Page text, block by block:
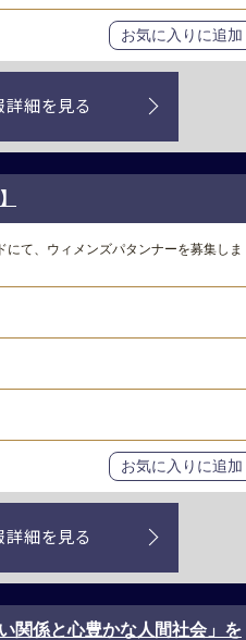
お気に入りに追加
細を見る
て、ウィメンズパタンナーを募集しま
お気に入りに追加
細を見る
関係と心豊かな人間社会」を